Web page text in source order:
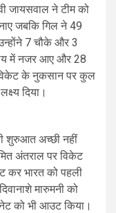
जायसवाल ने टीम को
जबकि गिल ने 49
7 चौके और 3
में नजर आए और 28
के नुकसान पर कुल
दिया।
शुरुआत अच्छी नहीं
अंतराल पर विकेट
भारत को पहली
मारुमनी को
को भी आउट किया।